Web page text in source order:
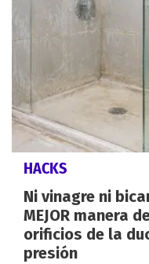
HACKS
Ni vinagre ni
MEJOR manera
orificios de la
presión